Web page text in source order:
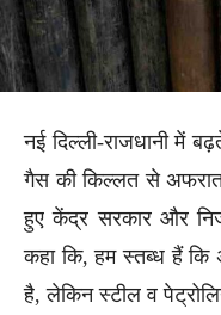
नई दिल्ली-राजधानी में
गैस की किल्लत से
हुए केंद्र सरकार और
कहा कि, हम स्तब्ध हैं
है, लेकिन स्टील व